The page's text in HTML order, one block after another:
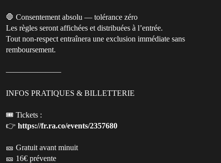
🛑 Consentement absolu — tolérance zéro
Les règles seront affichées et distribuées à l’entrée.
Tout non-respect entraînera une exclusion immédiate sans
remboursement.
———————
INFOS PRATIQUES & BILLETTERIE
🎟️ Tickets :
👉 https://fr.ra.co/events/2357680
🎫 Gratuit avant minuit
🎫 16€ prévente